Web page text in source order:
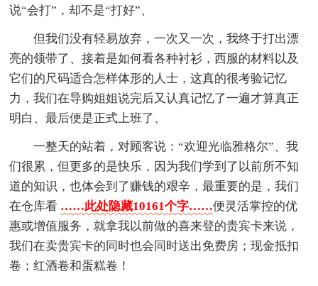
说“会打”，却不是“打好”、
但我们没有轻易放弃，一次又一次，我终于打出漂
亮的领带了、接着是如何看各种衬衫，西服的材料以及
它们的尺码适合怎样体形的人士，这真的很考验记忆
力，我们在导购姐姐说完后又认真记忆了一遍才算真正
明白、最后便是正式上班了、
一整天的站着，对顾客说：“欢迎光临雅格尔”、我
们很累，但更多的是快乐，因为我们学到了以前所不知
道的知识，也体会到了赚钱的艰辛，最重要的是，我们
在仓库看 ……此处隐藏10161个字……便灵活掌控的优
惠或增值服务，就拿我以前做的喜来登的贵宾卡来说，
我们在卖贵宾卡的同时也会同时送出免费房；现金抵扣
卷；红酒卷和蛋糕卷！